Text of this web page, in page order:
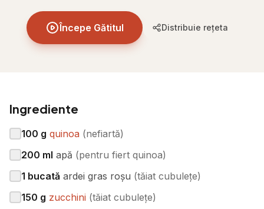
Începe Gătitul Distribuie rețeta
Ingrediente
100 g quinoa (nefiartă)
200 ml apă (pentru fiert quinoa)
1 bucată ardei gras roșu (tăiat cubulețe)
150 g zucchini (tăiat cubulețe)